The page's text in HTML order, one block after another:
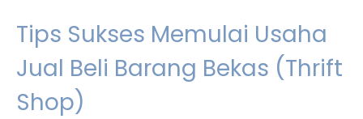
Tips Sukses Memulai Usaha
Jual Beli Barang Bekas (Thrift
Shop)